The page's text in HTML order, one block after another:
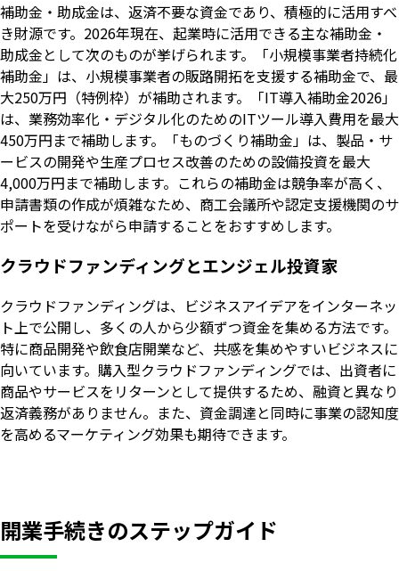
補助金・助成金は、返済不要な資金であり、積極的に活用すべ
き財源です。2026年現在、起業時に活用できる主な補助金・
助成金として次のものが挙げられます。「小規模事業者持続化
補助金」は、小規模事業者の販路開拓を支援する補助金で、最
大250万円（特例枠）が補助されます。「IT導入補助金2026」
は、業務効率化・デジタル化のためのITツール導入費用を最大
450万円まで補助します。「ものづくり補助金」は、製品・サ
ービスの開発や生産プロセス改善のための設備投資を最大
4,000万円まで補助します。これらの補助金は競争率が高く、
申請書類の作成が煩雑なため、商工会議所や認定支援機関のサ
ポートを受けながら申請することをおすすめします。
クラウドファンディングとエンジェル投資家
クラウドファンディングは、ビジネスアイデアをインターネッ
ト上で公開し、多くの人から少額ずつ資金を集める方法です。
特に商品開発や飲食店開業など、共感を集めやすいビジネスに
向いています。購入型クラウドファンディングでは、出資者に
商品やサービスをリターンとして提供するため、融資と異なり
返済義務がありません。また、資金調達と同時に事業の認知度
を高めるマーケティング効果も期待できます。
開業手続きのステップガイド